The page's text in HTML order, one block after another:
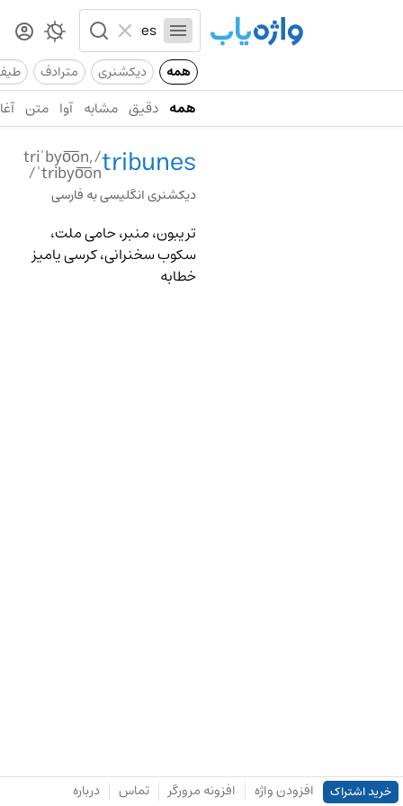
همه دیکشنری مترادف
همه دقیق مشابه آوا متن
tribunes
/triˈbyo͞on,
ˈtribyo͞on/
دیکشنری انگلیسی به فارسی
تریبون، منبر، حامی ملت،
سکوب سخنرانی، کرسی یامیز
خطابه
خرید اشتراک افزودن واژه افزونه مرورگر تماس درباره